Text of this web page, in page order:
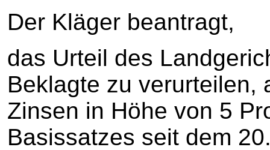
Der Kläger beantragt,
das Urteil des
Beklagte zu verurteilen,
Zinsen in Höhe von 5
Basissatzes seit dem